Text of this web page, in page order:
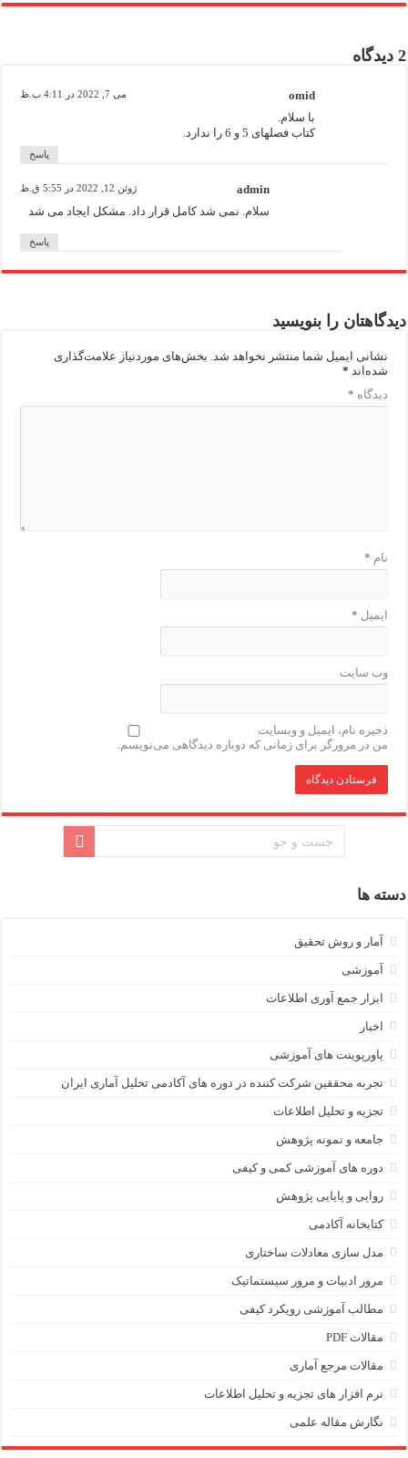
2 دیدگاه
omid می 7, 2022 در 4:11 ب.ظ
با سلام.
کتاب فصلهای 5 و 6 را ندارد.
پاسخ
admin ژوئن 12, 2022 در 5:55 ق.ظ
سلام. نمی شد کامل قرار داد. مشکل ایجاد می شد
پاسخ
دیدگاهتان را بنویسید
نشانی ایمیل شما منتشر نخواهد شد. بخش‌های موردنیاز علامت‌گذاری
شده‌اند *
دیدگاه *
نام *
ایمیل *
وب‌ سایت
ذخیره نام، ایمیل و وبسایت
من در مرورگر برای زمانی که دوباره دیدگاهی می‌نویسم.
دسته ها
آمار و روش تحقیق
آموزشی
ابزار جمع آوری اطلاعات
اخبار
پاورپوینت های آموزشی
تجربه محققین شرکت کننده در دوره های آکادمی تحلیل آماری ایران
تجزیه و تحلیل اطلاعات
جامعه و نمونه پژوهش
دوره های آموزشی کمی و کیفی
روایی و پایایی پژوهش
کتابخانه آکادمی
مدل سازی معادلات ساختاری
مرور ادبیات و مرور سیستماتیک
مطالب آموزشی رویکرد کیفی
مقالات PDF
مقالات مرجع آماری
نرم افزار های تجزیه و تحلیل اطلاعات
نگارش مقاله علمی